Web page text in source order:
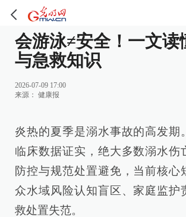
会游泳≠安全！一文读
与急救知识
2026-07-09 17:00
来源： 健康报
炎热的夏季是溺水事故的高发期
临床数据证实，绝大多数溺水伤
防控与规范处置避免，当前核心
众水域风险认知盲区、家庭监护
救处置失范。